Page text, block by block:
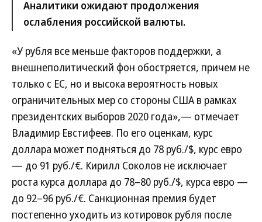
Аналитики ожидают продолжения
ослабления российской валюты.
«У рубля все меньше факторов поддержки, а
внешнеполитический фон обостряется, причем не
только с ЕС, но и высока вероятность новых
ограничительных мер со стороны США в рамках
президентских выборов 2020 года»,— отмечает
Владимир Евстифеев. По его оценкам, курс
доллара может подняться до 78 руб./$, курс евро
— до 91 руб./€. Кирилл Соколов не исключает
роста курса доллара до 78–80 руб./$, курса евро —
до 92–96 руб./€. Санкционная премия будет
постепенно уходить из котировок рубля после